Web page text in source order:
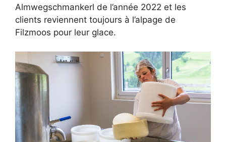
Almwegschmankerl de l’année 2022 et les
clients reviennent toujours à l’alpage de
Filzmoos pour leur glace.